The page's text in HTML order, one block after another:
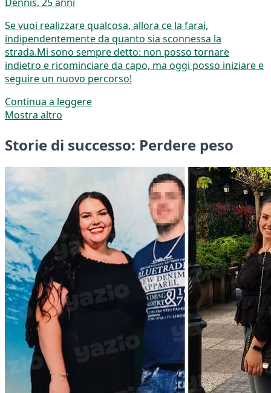
Se vuoi realizzare qualcosa, allora ce la farai,
indipendentemente da quanto sia sconnessa la
strada.Mi sono sempre detto: non posso tornare
indietro e ricominciare da capo, ma oggi posso iniziare e
seguire un nuovo percorso!
Continua a leggere
Mostra altro
Storie di successo: Perdere peso